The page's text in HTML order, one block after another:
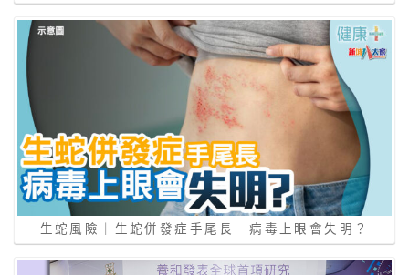
生蛇風險｜生蛇併發症手尾長 病毒上眼會失明？